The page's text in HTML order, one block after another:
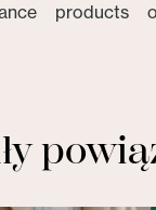
products